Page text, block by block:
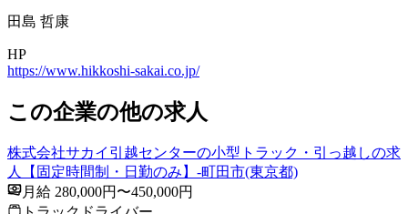
田島 哲康
HP
https://www.hikkoshi-sakai.co.jp/
この企業の他の求人
株式会社サカイ引越センターの小型トラック・引っ越しの求
人【固定時間制・日勤のみ】-町田市(東京都)
月給 280,000円〜450,000円